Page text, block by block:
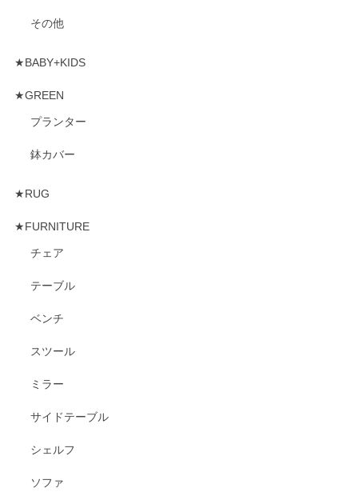
その他
★BABY+KIDS
★GREEN
プランター
鉢カバー
★RUG
★FURNITURE
チェア
テーブル
ベンチ
スツール
ミラー
サイドテーブル
シェルフ
ソファ